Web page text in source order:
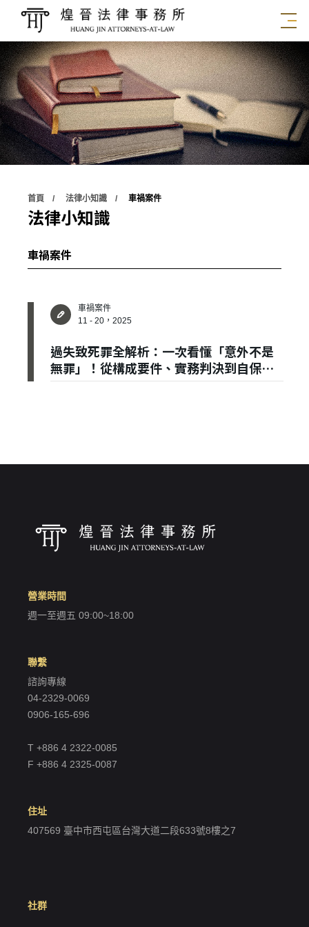
✕
會員登入
登 入
我 要 註 冊
首頁 法律小知識 車禍案件
法律小知識
車禍案件
11 - 20，2025
過失致死罪全解析：一次看懂「意外不是
無罪」！從構成要件、實務判決到自保提
醒，一篇說清楚！
營業時間
週一至週五 09:00~18:00
聯繫
諮詢專線
04-2329-0069
0906-165-696
T +886 4 2322-0085
F +886 4 2325-0087
住址
407569 臺中市西屯區台灣大道二段633號8樓之7
社群